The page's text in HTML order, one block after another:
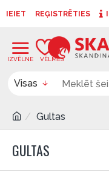
IEIET REĢISTRĒTIES
Visas
Gultas
GULTAS